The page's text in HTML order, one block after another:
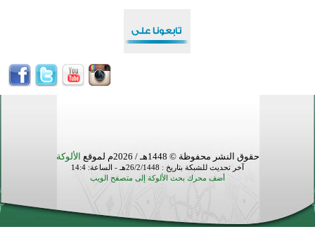
حقوق النشر محفوظة © 1448هـ / 2026م لموقع الألوكة
آخر تحديث للشبكة بتاريخ : 26/2/1448هـ - الساعة: 14:4
أضف محرك بحث الألوكة إلى متصفح الويب